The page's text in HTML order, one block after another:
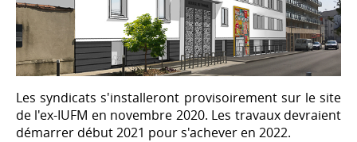
Les syndicats s'installeront provisoirement sur le site
de l'ex-IUFM en novembre 2020. Les travaux devraient
démarrer début 2021 pour s'achever en 2022.